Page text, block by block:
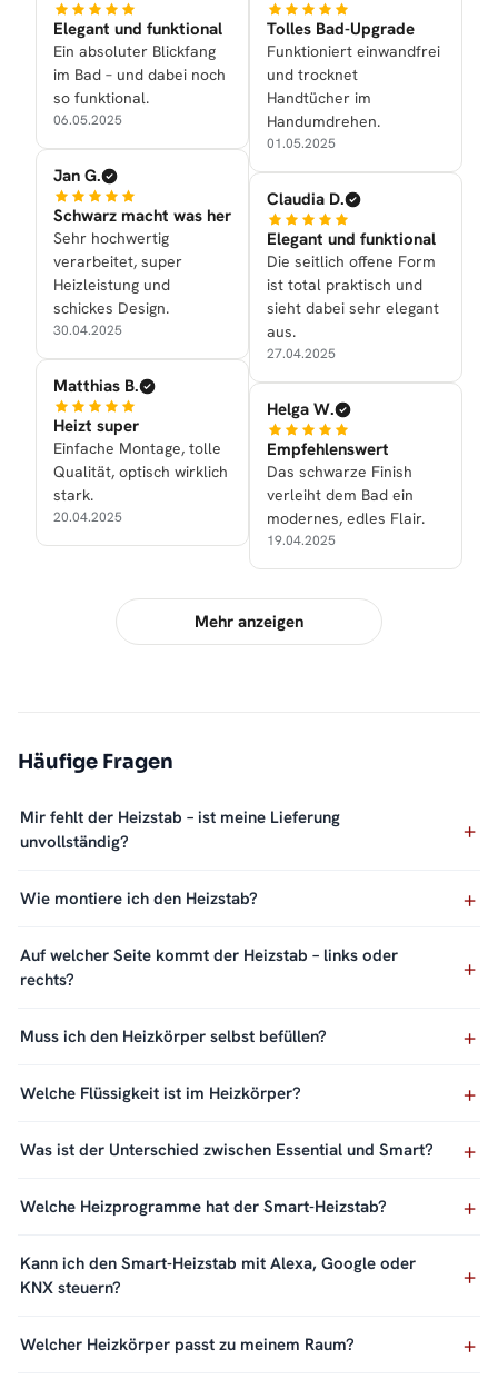
Elegant und funktional
Ein absoluter Blickfang
im Bad – und dabei noch
so funktional.
06.05.2025
Jan G.
Schwarz macht was her
Sehr hochwertig
verarbeitet, super
Heizleistung und
schickes Design.
30.04.2025
Matthias B.
Heizt super
Einfache Montage, tolle
Qualität, optisch wirklich
stark.
20.04.2025
Tolles Bad-Upgrade
Funktioniert einwandfrei
und trocknet
Handtücher im
Handumdrehen.
01.05.2025
Claudia D.
Elegant und funktional
Die seitlich offene Form
ist total praktisch und
sieht dabei sehr elegant
aus.
27.04.2025
Helga W.
Empfehlenswert
Das schwarze Finish
verleiht dem Bad ein
modernes, edles Flair.
19.04.2025
Mehr anzeigen
Häufige Fragen
Mir fehlt der Heizstab – ist meine Lieferung
unvollständig?
Wie montiere ich den Heizstab?
Auf welcher Seite kommt der Heizstab – links oder
rechts?
Muss ich den Heizkörper selbst befüllen?
Welche Flüssigkeit ist im Heizkörper?
Was ist der Unterschied zwischen Essential und Smart?
Welche Heizprogramme hat der Smart-Heizstab?
Kann ich den Smart-Heizstab mit Alexa, Google oder
KNX steuern?
Welcher Heizkörper passt zu meinem Raum?